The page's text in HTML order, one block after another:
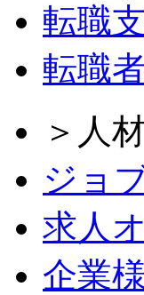
転職
転職
＞人
ジョ
求人
企業